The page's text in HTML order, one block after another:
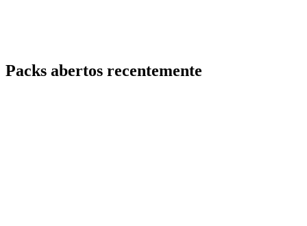
Packs abertos recentemente